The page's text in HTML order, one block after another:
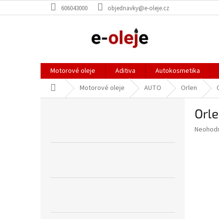
na
606043000 objednavky@e-oleje.cz
Motorové oleje Aditiva Autokosmetika
Domů Motorové oleje AUTO Orlen